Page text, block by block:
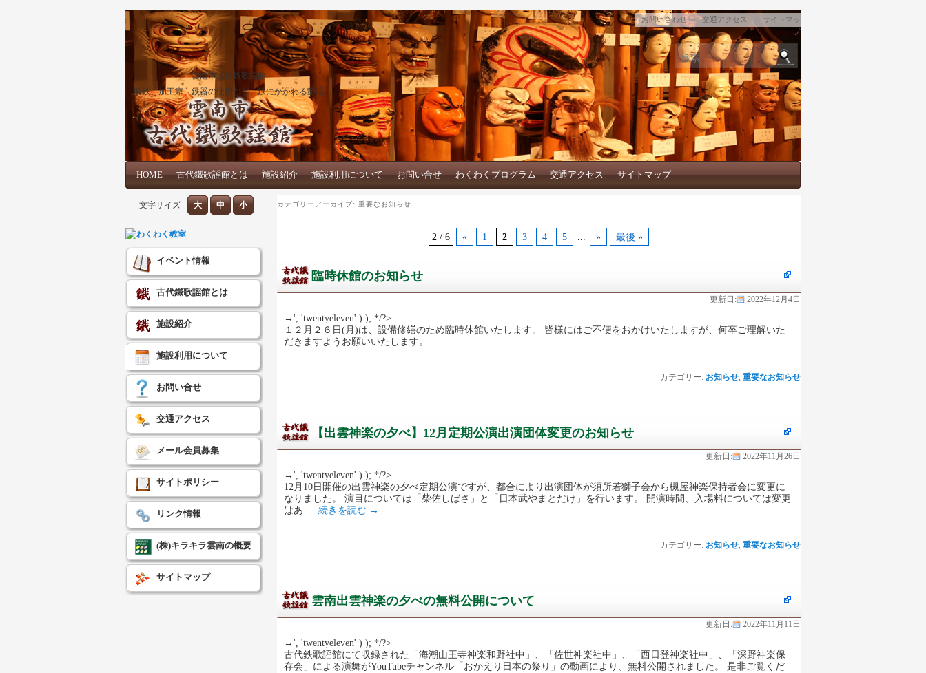
雲南市古代鉄歌謡館
製鉄、加工癖、鉄器の使用など、鉄にかかわる艶謡
お問い合わせ｜交通アクセス
サイトマッ
プ
検索
メインメニュー
メインコンテンツへ移動
サブコンテンツへ移動
HOME 古代鐵歌謡館とは 施設紹介 施設利用について お問い合せ わくわくプログラム 交通アクセス サイトマップ
カテゴリーアーカイブ: 重要なお知らせ
2 / 6 « 1 2 3 4 5 ... » 最後 »
臨時休館のお知らせ
更新日: 2022年12月4日
→', 'twentyeleven' ) ); */?>
１２月２６日(月)は、設備修繕のため臨時休館いたします。 皆様にはご不便をおかけいたしますが、何卒ご理解いた
だきますようお願いいたします。
カテゴリー: お知らせ 重要なお知らせ
【出雲神楽の夕べ】12月定期公演出演団体変更のお知らせ
更新日: 2022年11月26日
→', 'twentyeleven' ) ); */?>
12月10日開催の出雲神楽の夕べ定期公演ですが、都合により出演団体が須所若獅子会から槻屋神楽保持者会に変更に
なりました。 演目については「柴佐しばさ」と「日本武やまとだけ」を行います。 開演時間、入場料については変更
はあ … 続きを読む →
カテゴリー: お知らせ, 重要なお知らせ
雲南出雲神楽の夕べの無料公開について
更新日: 2022年11月11日
→', 'twentyeleven' ) ); */?>
古代鉄歌謡館にて収録された「海潮山王寺神楽和野社中」、「佐世神楽社中」、「西日登神楽社中」、「深野神楽保
存会」による演舞がYouTubeチャンネル「おかえり日本の祭り」の動画により、無料公開されました。 是非ご覧くだ
文字サイズ 大 中 小
イベント情報
古代鐵歌謡館とは
施設紹介
施設利用について
お問い合せ
交通アクセス
メール会員募集
サイトポリシー
リンク情報
(株)キラキラ雲南の概要
サイトマップ